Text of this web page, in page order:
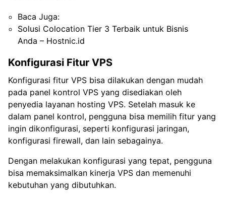
Baca Juga:
Solusi Colocation Tier 3 Terbaik untuk Bisnis
Anda – Hostnic.id
Konfigurasi Fitur VPS
Konfigurasi fitur VPS bisa dilakukan dengan mudah
pada panel kontrol VPS yang disediakan oleh
penyedia layanan hosting VPS. Setelah masuk ke
dalam panel kontrol, pengguna bisa memilih fitur yang
ingin dikonfigurasi, seperti konfigurasi jaringan,
konfigurasi firewall, dan lain sebagainya.
Dengan melakukan konfigurasi yang tepat, pengguna
bisa memaksimalkan kinerja VPS dan memenuhi
kebutuhan yang dibutuhkan.